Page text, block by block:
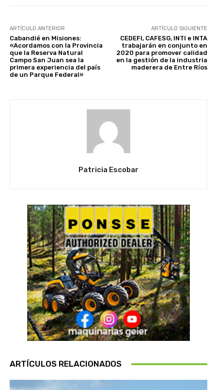
ARTÍCULO ANTERIOR
Cabandié en Misiones:
«Acordamos con la Provincia
que la Reserva Natural
Campo San Juan sea la
primera experiencia del país
de un Parque Federal»
ARTÍCULO SIGUIENTE
CEDEFI, CAFESG, INTI e INTA
trabajarán en conjunto en
2020 para promover calidad
en la gestión de la industria
maderera de Entre Ríos
Patricia Escobar
ARTÍCULOS RELACIONADOS